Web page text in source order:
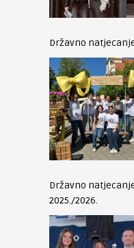
Državno
Državno
2025./2026.